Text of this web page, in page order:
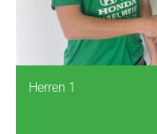
Herren 1